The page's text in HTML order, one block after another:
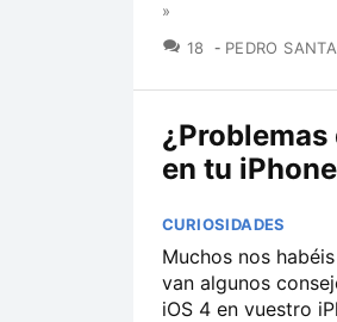
»
18 COMENTARIOS
PEDRO
en tu
CURIOSIDADES
Muchos nos
van algunos
iOS 4 en vuestro